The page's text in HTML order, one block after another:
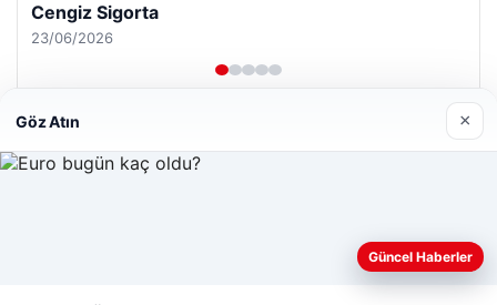
Cengiz Sigorta
23/06/2026
deneyiminizi kişiselleştirmek ve geliştirmek amacıyla çerezler
Göz Atın ×
Güncel Haberler
lemagrup.com.tr